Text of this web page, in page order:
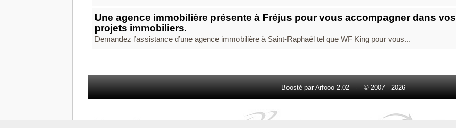
Une agence immobilière présente à Fréjus pour vous accompagner dans vos
projets immobiliers.
Demandez l’assistance d’une agence immobilière à Saint-Raphaël tel que WF King pour vous...
Boosté par Arfooo 2.02 - © 2007 - 2026